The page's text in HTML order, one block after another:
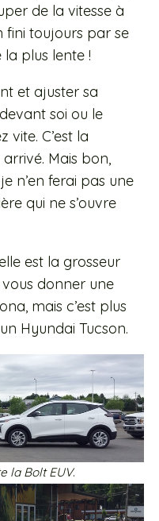
de la vitesse à
fini toujours par se
plus lente !
et ajuster sa
soi ou le
vite. C’est la
Mais bon,
n’en ferai pas une
qui ne s’ouvre
est la grosseur
donner une
mais c’est plus
Hyundai Tucson.
la Bolt EUV.